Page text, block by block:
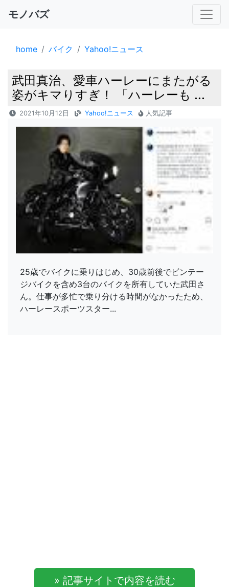
モノバズ
home バイク Yahoo!ニュース
武田真治、愛車ハーレーにまたがる
姿がキマりすぎ！ 「ハーレーも ...
2021年10月12日 Yahoo!ニュース 人気記事
25歳でバイクに乗りはじめ、30歳前後でビンテー
ジバイクを含め3台のバイクを所有していた武田さ
ん。仕事が多忙で乗り分ける時間がなかったため、
ハーレースポーツスター...
» 記事サイトで内容を読む